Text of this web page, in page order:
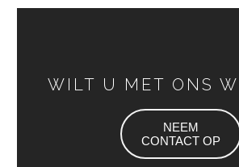
WILT U MET ONS
NEEM
CONTACT OP